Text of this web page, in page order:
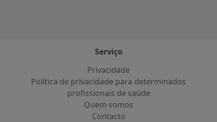
Serviço
Privacidade
Política de privacidade para determinados
profissionais de saúde
Quem somos
Contacto